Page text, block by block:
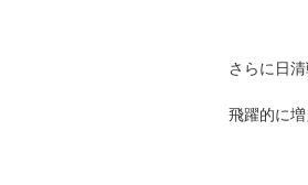
さらに日
飛躍的に